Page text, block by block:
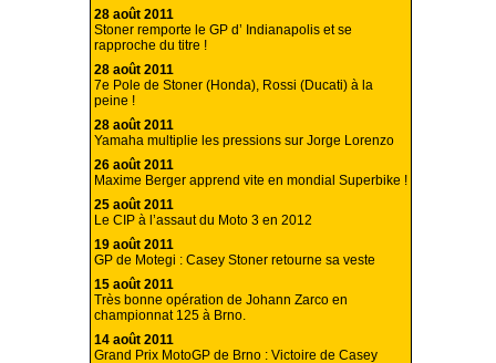
28 août 2011
Stoner remporte le GP d’ Indianapolis et se
rapproche du titre !
28 août 2011
7e Pole de Stoner (Honda), Rossi (Ducati) à la
peine !
28 août 2011
Yamaha multiplie les pressions sur Jorge Lorenzo
26 août 2011
Maxime Berger apprend vite en mondial Superbike !
25 août 2011
Le CIP à l’assaut du Moto 3 en 2012
19 août 2011
GP de Motegi : Casey Stoner retourne sa veste
15 août 2011
Très bonne opération de Johann Zarco en
championnat 125 à Brno.
14 août 2011
Grand Prix MotoGP de Brno : Victoire de Casey